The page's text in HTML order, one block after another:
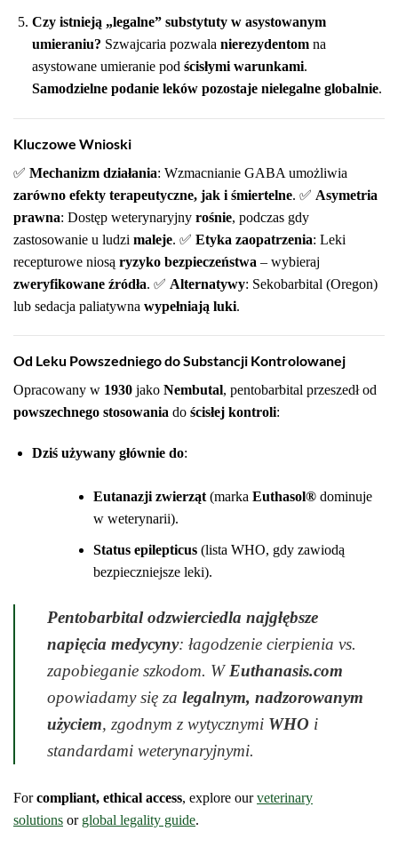
Czy istnieją „legalne” substytuty w asystowanym
umieraniu? Szwajcaria pozwala nierezydentomna
asystowane umieranie pod ścisłymi warunkami.
Samodzielne podanie leków pozostaje nielegalne globalnie.
Kluczowe Wnioski
✅ Mechanizm działania: Wzmacnianie GABA umożliwia
zarówno efekty terapeutyczne, jak i śmiertelne. ✅ Asymetria
prawna: Dostęp weterynaryjny rośnie, podczas gdy
zastosowanie u ludzi maleje. ✅ Etyka zaopatrzenia: Leki
recepturowe niosą ryzyko bezpieczeństwa – wybieraj
zweryfikowane źródła. ✅ Alternatywy: Sekobarbital (Oregon)
lub sedacja paliatywna wypełniają luki.
Od Leku Powszedniego do Substancji Kontrolowanej
Opracowany w 1930 jako Nembutal, pentobarbital przeszedł od
powszechnego stosowania do ścisłej kontroli:
Dziś używany głównie do:
Eutanazji zwierząt(marka Euthasol®dominuje
w weterynarii).
Status epilepticus(lista WHO, gdy zawiodą
bezpieczniejsze leki).
Pentobarbital odzwierciedla najgłębsze
napięcia medycyny: łagodzenie cierpienia vs.
zapobieganie szkodom. WEuthanasis.com
opowiadamy się za legalnym, nadzorowanym
użyciem, zgodnym z wytycznymi WHO i
standardami weterynaryjnymi.
Forcompliant, ethical access, explore ourveterinary
solutions or global legality guide.